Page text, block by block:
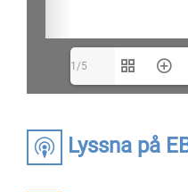
Lyssna på
1/5